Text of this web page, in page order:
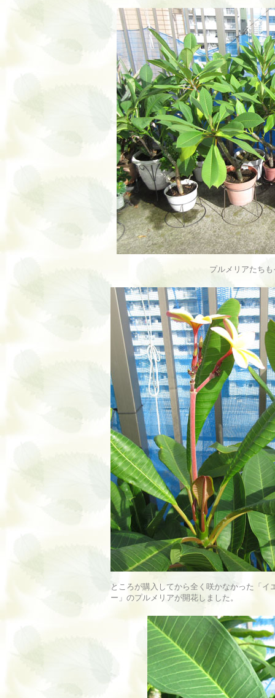
プルメリアたち
ところが購入してから全く咲かなかった「イ
ー」のプルメリアが開花しました。